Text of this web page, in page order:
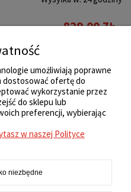
829,00 ZŁ
umożliwiają poprawne
dostosować ofertę do
wykorzystanie przez
do sklepu lub
preferencji, wybierając
w naszej Polityce
niezbędne